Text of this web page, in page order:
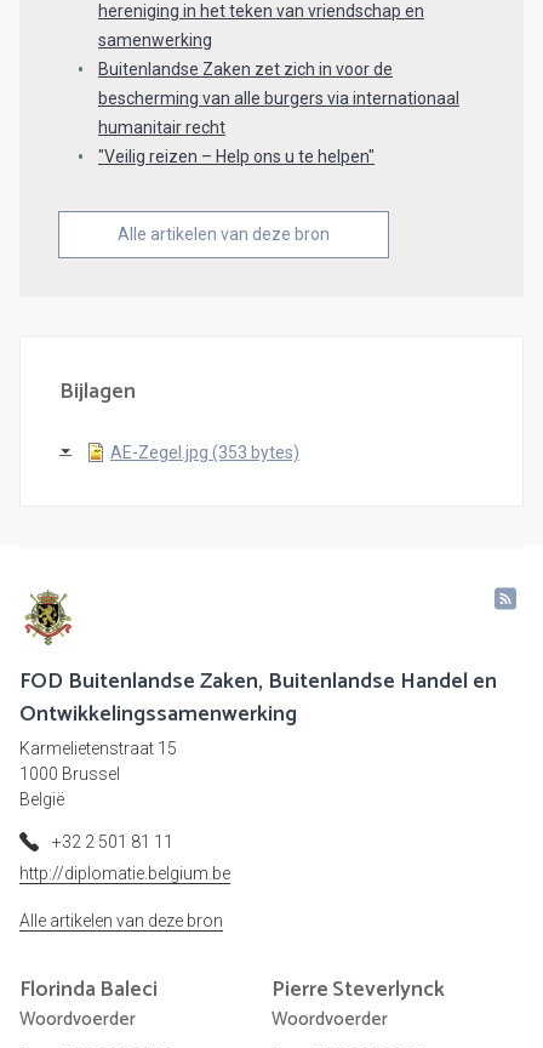
hereniging in het teken van vriendschap en
samenwerking
Buitenlandse Zaken zet zich in voor de
bescherming van alle burgers via internationaal
humanitair recht
"Veilig reizen – Help ons u te helpen"
Alle artikelen van deze bron
Bijlagen
AE-Zegel.jpg (353 bytes)
FOD Buitenlandse Zaken, Buitenlandse Handel en
Ontwikkelingssamenwerking
Karmelietenstraat 15
1000 Brussel
België
+32 2 501 81 11
http://diplomatie.belgium.be
Alle artikelen van deze bron
Florinda Baleci
Woordvoerder
PierreSteverlynck
Woordvoerder